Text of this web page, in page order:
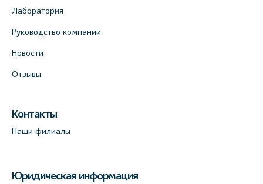
Лаборатория
Руководство компании
Новости
Отзывы
Контакты
Наши филиалы
Юридическая информация